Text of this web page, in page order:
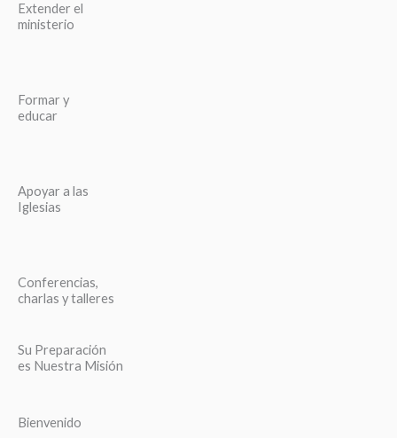
Extender el
ministerio
Formar y
educar
Apoyar a las
Iglesias
Conferencias,
charlas y talleres
Su Preparación
es Nuestra Misión
Bienvenido